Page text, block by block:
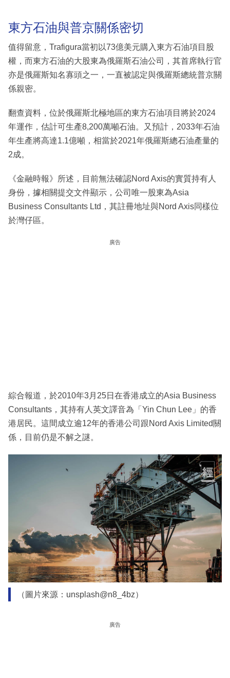
東方石油與普京關係密切
值得留意，Trafigura當初以73億美元購入東方石油項目股
權，而東方石油的大股東為俄羅斯石油公司，其首席執行官
亦是俄羅斯知名寡頭之一，一直被認定與俄羅斯總統普京關
係親密。
翻查資料，位於俄羅斯北極地區的東方石油項目將於2024
年運作，估計可生產8,200萬噸石油。又預計，2033年石油
年生產將高達1.1億噸，相當於2021年俄羅斯總石油產量的
2成。
《金融時報》所述，目前無法確認Nord Axis的實質持有人
身份，據相關提交文件顯示，公司唯一股東為Asia
Business Consultants Ltd，其註冊地址與Nord Axis同樣位
於灣仔區。
廣告
綜合報道，於2010年3月25日在香港成立的Asia Business
Consultants，其持有人英文譯音為「Yin Chun Lee」的香
港居民。這間成立逾12年的香港公司跟Nord Axis Limited關
係，目前仍是不解之謎。
（圖片來源：unsplash@n8_4bz）
廣告